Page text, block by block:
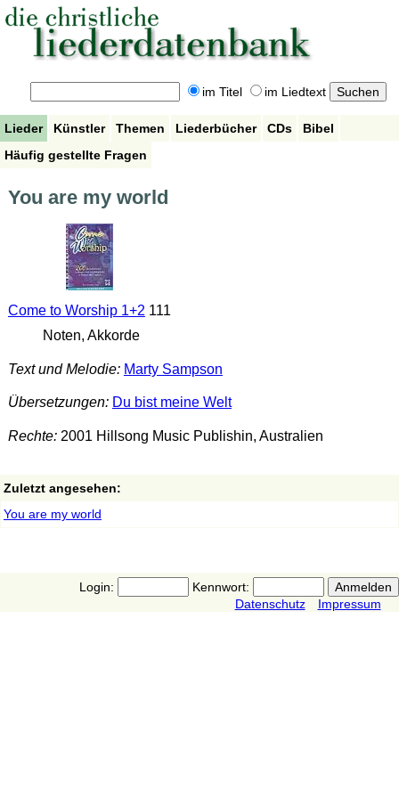
im Titel im Liedtext
Lieder Künstler Themen Liederbücher CDs
Bibel
Häufig gestellte Fragen
You are my world
Come to Worship 1+2 111
Noten, Akkorde
Text und Melodie: Marty Sampson
Übersetzungen: Du bist meine Welt
Rechte:2001 Hillsong Music Publishin, Australien
Zuletzt angesehen:
You are my world
Login:
Kennwort:
Datenschutz
Impressum